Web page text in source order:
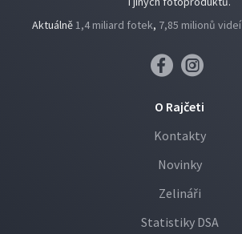
Aktuálně1,4 miliard fotek, 7,85 milionů videí
O Rajčeti
Kontakty
Novinky
Zelináři
Statistiky DSA